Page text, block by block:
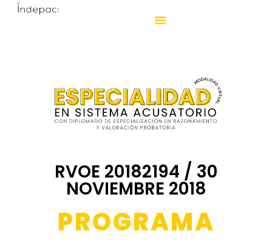
RVOE 20182194 / 30
NOVIEMBRE 2018
PROGRAMA